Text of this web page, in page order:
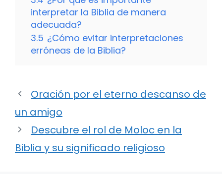
interpretar la Biblia de manera
adecuada?
3.5 ¿Cómo evitar interpretaciones
erróneas de la Biblia?
Oración por el eterno descanso de
un amigo
Descubre el rol de Moloc en la
Biblia y su significado religioso